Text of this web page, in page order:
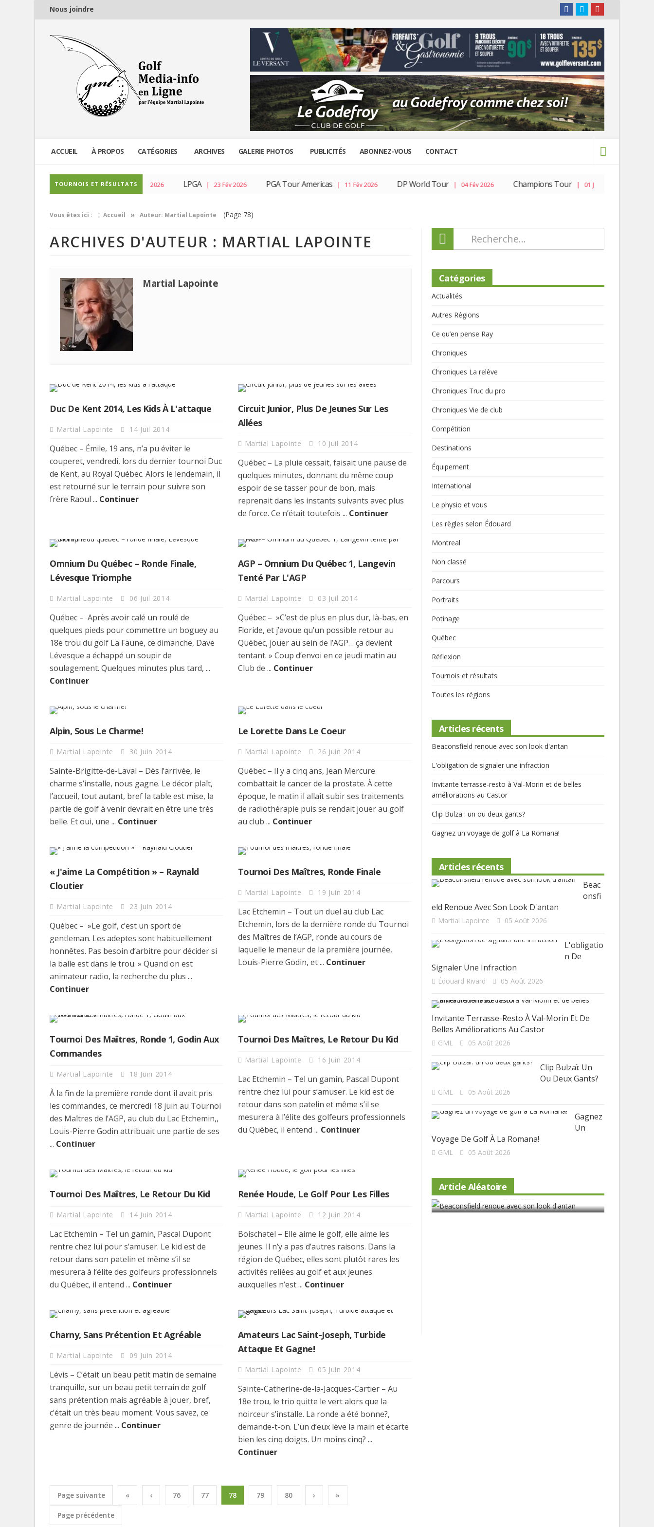
Nous joindre
ACCUEIL À PROPOS CATÉGORIES ARCHIVES GALERIE PHOTOS PUBLICITÉS ABONNEZ-VOUS CONTACT
TOURNOIS ET RÉSULTATS
PGA Tour| 04 Mar 2026 LPGA| 23 Fév 2026 PGA Tour Americas| 11 Fév 2026 DP World Tour| 04 Fév 2026 Champions Tour| 01 Jan 2026
Vous êtes ici : Accueil » Auteur: Martial Lapointe (Page 78)
ARCHIVES D'AUTEUR : MARTIAL LAPOINTE
Martial Lapointe
Duc De Kent 2014, Les Kids À L'attaque
Martial Lapointe 14 Juil 2014
Québec – Émile, 19 ans, n’a pu éviter le
couperet, vendredi, lors du dernier tournoi Duc
de Kent, au Royal Québec. Alors le lendemain, il
est retourné sur le terrain pour suivre son
frère Raoul ... Continuer
Circuit Junior, Plus De Jeunes Sur Les
Allées
Martial Lapointe 10 Juil 2014
Québec – La pluie cessait, faisait une pause de
quelques minutes, donnant du même coup
espoir de se tasser pour de bon, mais
reprenait dans les instants suivants avec plus
de force. Ce n’était toutefois ... Continuer
Omnium Du Québec – Ronde Finale,
Lévesque Triomphe
Martial Lapointe 06 Juil 2014
Québec – Après avoir calé un roulé de
quelques pieds pour commettre un boguey au
18e trou du golf La Faune, ce dimanche, Dave
Lévesque a échappé un soupir de
soulagement. Quelques minutes plus tard, ...
Continuer
AGP – Omnium Du Québec 1, Langevin
Tenté Par L'AGP
Martial Lapointe 03 Juil 2014
Québec – »C’est de plus en plus dur, là-bas, en
Floride, et j’avoue qu’un possible retour au
Québec, jouer au sein de l’AGP… ça devient
tentant. » Coup d’envoi en ce jeudi matin au
Club de ... Continuer
Alpin, Sous Le Charme!
Martial Lapointe 30 Juin 2014
Sainte-Brigitte-de-Laval – Dès l’arrivée, le
charme s’installe, nous gagne. Le décor plaît,
l’accueil, tout autant, bref la table est mise, la
partie de golf à venir devrait en être une très
belle. Et oui, une ... Continuer
Le Lorette Dans Le Coeur
Martial Lapointe 26 Juin 2014
Québec – Il y a cinq ans, Jean Mercure
combattait le cancer de la prostate. À cette
époque, le matin il allait subir ses traitements
de radiothérapie puis se rendait jouer au golf
au club ... Continuer
« J'aime La Compétition » – Raynald
Cloutier
Martial Lapointe 23 Juin 2014
Québec – »Le golf, c’est un sport de
gentleman. Les adeptes sont habituellement
honnêtes. Pas besoin d’arbitre pour décider si
la balle est dans le trou. » Quand on est
animateur radio, la recherche du plus ...
Continuer
Tournoi Des Maîtres, Ronde Finale
Martial Lapointe 19 Juin 2014
Lac Etchemin – Tout un duel au club Lac
Etchemin, lors de la dernière ronde du Tournoi
des Maîtres de l’AGP, ronde au cours de
laquelle le meneur de la première journée,
Louis-Pierre Godin, et ... Continuer
Tournoi Des Maîtres, Ronde 1, Godin Aux
Commandes
Martial Lapointe 18 Juin 2014
À la fin de la première ronde dont il avait pris
les commandes, ce mercredi 18 juin au Tournoi
des Maîtres de l’AGP, au club du Lac Etchemin,,
Louis-Pierre Godin attribuait une partie de ses
... Continuer
Tournoi Des Maîtres, Le Retour Du Kid
Martial Lapointe 16 Juin 2014
Lac Etchemin – Tel un gamin, Pascal Dupont
rentre chez lui pour s’amuser. Le kid est de
retour dans son patelin et même s’il se
mesurera à l’élite des golfeurs professionnels
du Québec, il entend ... Continuer
Tournoi Des Maîtres, Le Retour Du Kid
Martial Lapointe 14 Juin 2014
Lac Etchemin – Tel un gamin, Pascal Dupont
rentre chez lui pour s’amuser. Le kid est de
retour dans son patelin et même s’il se
mesurera à l’élite des golfeurs professionnels
du Québec, il entend ... Continuer
Renée Houde, Le Golf Pour Les Filles
Martial Lapointe 12 Juin 2014
Boischatel – Elle aime le golf, elle aime les
jeunes. Il n’y a pas d’autres raisons. Dans la
région de Québec, elles sont plutôt rares les
activités reliées au golf et aux jeunes
auxquelles n’est ... Continuer
Charny, Sans Prétention Et Agréable
Martial Lapointe 09 Juin 2014
Lévis – C’était un beau petit matin de semaine
tranquille, sur un beau petit terrain de golf
sans prétention mais agréable à jouer, bref,
c’était un très beau moment. Vous savez, ce
genre de journée ... Continuer
Amateurs Lac Saint-Joseph, Turbide
Attaque Et Gagne!
Martial Lapointe 05 Juin 2014
Sainte-Catherine-de-la-Jacques-Cartier – Au
18e trou, le trio quitte le vert alors que la
noirceur s’installe. La ronde a été bonne?,
demande-t-on. L’un d’eux lève la main et écarte
bien les cinq doigts. Un moins cinq? ...
Continuer
Page suivante « ‹ 76 77 78 79 80 › »
Page précédente
Catégories
Actualités
Autres Régions
Ce qu’en pense Ray
Chroniques
Chroniques La relève
Chroniques Truc du pro
Chroniques Vie de club
Compétition
Destinations
Équipement
International
Le physio et vous
Les règles selon Édouard
Montreal
Non classé
Parcours
Portraits
Potinage
Québec
Réflexion
Tournois et résultats
Toutes les régions
Articles récents
Beaconsfield renoue avec son look d'antan
L'obligation de signaler une infraction
Invitante terrasse-resto à Val-Morin et de belles
améliorations au Castor
Clip Bulzaï: un ou deux gants?
Gagnez un voyage de golf à La Romana!
Articles récents
Beac
Onsfi
Eld Renoue Avec Son Look D'antan
Martial Lapointe 05 Août 2026
L'obligatio
N De
Signaler Une Infraction
Édouard Rivard 05 Août 2026
Invitante Terrasse-Resto À Val-Morin Et De
Belles Améliorations Au Castor
GML 05 Août 2026
Clip Bulzaï: Un
Ou Deux Gants?
GML 05 Août 2026
Gagnez
Un
Voyage De Golf À La Romana!
GML 05 Août 2026
Article Aléatoire
Gagnez un voyage de golf à La
Beaconsfield renoue avec son look
d'antan